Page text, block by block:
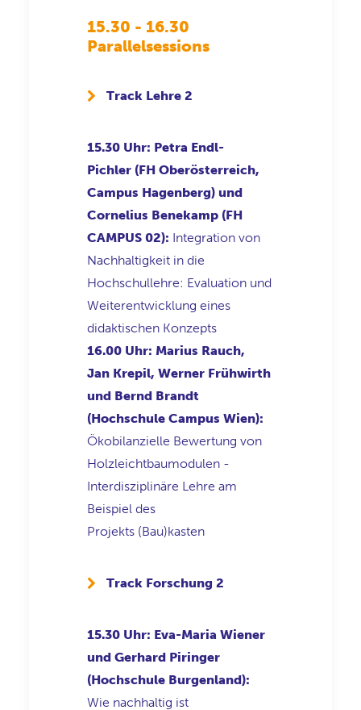
15.30 - 16.30
Parallelsessions
Track Lehre 2
15.30 Uhr: Petra Endl-
Pichler (FH Oberösterreich,
Campus Hagenberg) und
Cornelius Benekamp (FH
CAMPUS 02): Integration von
Nachhaltigkeit in die
Hochschullehre: Evaluation und
Weiterentwicklung eines
didaktischen Konzepts
16.00 Uhr: Marius Rauch,
Jan Krepil, Werner Frühwirth
und Bernd Brandt
(Hochschule Campus Wien):
Ökobilanzielle Bewertung von
Holzleichtbaumodulen -
Interdisziplinäre Lehre am
Beispiel des
Projekts (Bau)kasten
Track Forschung 2
15.30 Uhr: Eva-Maria Wiener
und Gerhard Piringer
(Hochschule Burgenland):
Wie nachhaltig ist